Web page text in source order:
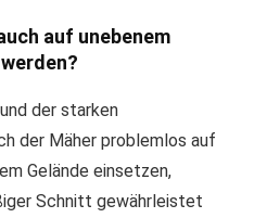
auf unebenem
der starken
der Mäher problemlos auf
Gelände einsetzen,
Schnitt gewährleistet